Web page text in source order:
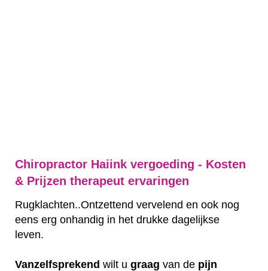
Chiropractor Haiink vergoeding - Kosten
& Prijzen therapeut ervaringen
Rugklachten..Ontzettend vervelend en ook nog
eens erg onhandig in het drukke dagelijkse
leven.
Vanzelfsprekend wilt u graag van de pijn